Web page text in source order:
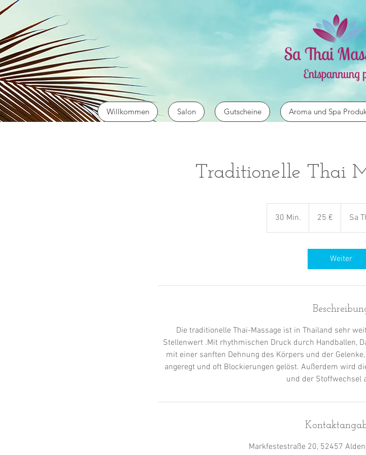
Willkommen Salon Gutscheine Aroma und Spa
Traditionelle Thai
30 Min.
0
25 € Sa
Weiter
Die traditionelle Thai-Massage ist in Thailand sehr
Stellenwert .Mit rhythmischen Druck durch Handballen,
mit einer sanften Dehnung des Körpers und der
angeregt und oft Blockierungen gelöst. Außerdem wird
und der Stoffwechsel
Markfestestraße 20, 52457